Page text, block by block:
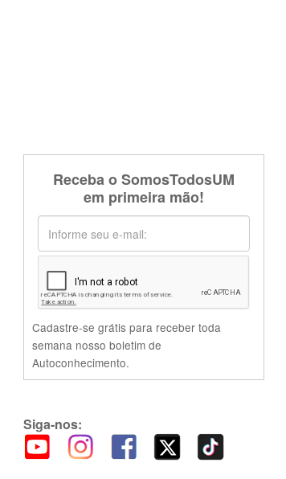
Receba o SomosTodosUM
em primeira mão!
Cadastre-se grátis para receber toda
semana nosso boletim de
Autoconhecimento.
Siga-nos: